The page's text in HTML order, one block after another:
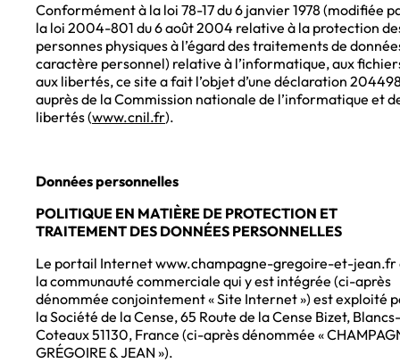
Conformément à la loi 78-17 du 6 janvier 1978 (modifiée
la loi 2004-801 du 6 août 2004 relative à la protection
personnes physiques à l’égard des traitements de
caractère personnel) relative à l’informatique, aux
aux libertés, ce site a fait l’objet d’une déclaration
auprès de la Commission nationale de l’informatique et
libertés (www.cnil.fr).
Données personnelles
POLITIQUE EN MATIÈRE DE PROTECTION ET
TRAITEMENT DES DONNÉES PERSONNELLES
Le portail Internet www.champagne-gregoire-et-jean.fr
la communauté commerciale qui y est intégrée (ci-après
dénommée conjointement « Site Internet ») est exploité
la Société de la Cense, 65 Route de la Cense Bizet, Blancs-
Coteaux 51130, France (ci-après dénommée «
GRÉGOIRE & JEAN »).